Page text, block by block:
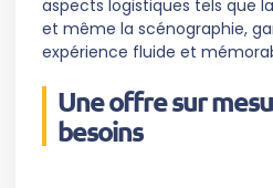
aspects logistiques tels que
et même la scénographie,
expérience fluide et
Une offre sur
besoins